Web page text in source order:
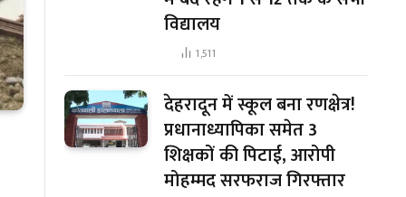
विद्यालय
1,511
देहरादून में स्कूल बना रणक्षेत्र!
प्रधानाध्यापिका समेत 3
शिक्षकों की पिटाई, आरोपी
मोहम्मद सरफराज गिरफ्तार